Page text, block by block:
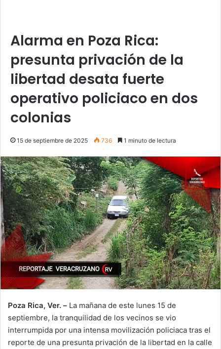
Alarma en Poza Rica:
presunta privación de la
libertad desata fuerte
operativo policiaco en dos
colonias
15 de septiembre de 2025 736 1 minuto de lectura
Poza Rica, Ver. – La mañana de este lunes 15 de
septiembre, la tranquilidad de los vecinos se vio
interrumpida por una intensa movilización policiaca tras el
reporte de una presunta privación de la libertad en la calle